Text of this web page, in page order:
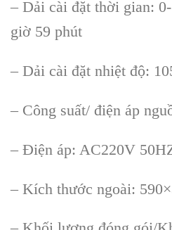
– Dải cài đặt thời gian:
giờ 59 phút
– Dải cài đặt nhiệt độ:
– Công suất/ điện áp
– Điện áp: AC220V
– Kích thước ngoài: